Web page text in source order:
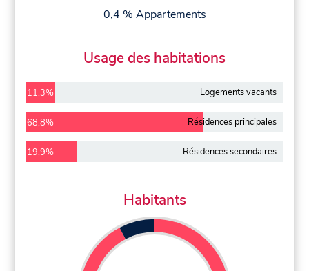
0,4 % Appartements
Usage des habitations
11,3% Logements vacants
68,8% Résidences principales
19,9% Résidences secondaires
Habitants